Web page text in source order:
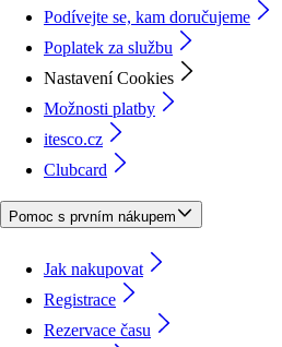
Podívejte se, kam doručujeme
Poplatek za službu
Nastavení Cookies
Možnosti platby
itesco.cz
Clubcard
Pomoc s prvním nákupem
Jak nakupovat
Registrace
Rezervace času